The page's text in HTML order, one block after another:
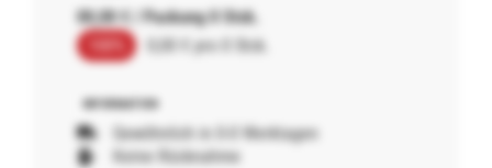
00,00 € / Packung 0 Stck.
0,00 € pro 0 Stck.
Gewöhnlich in 0-0 Werktagen
Keine Rücknahme